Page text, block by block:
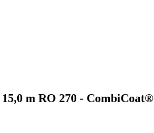
m RO 270 - CombiCoat®